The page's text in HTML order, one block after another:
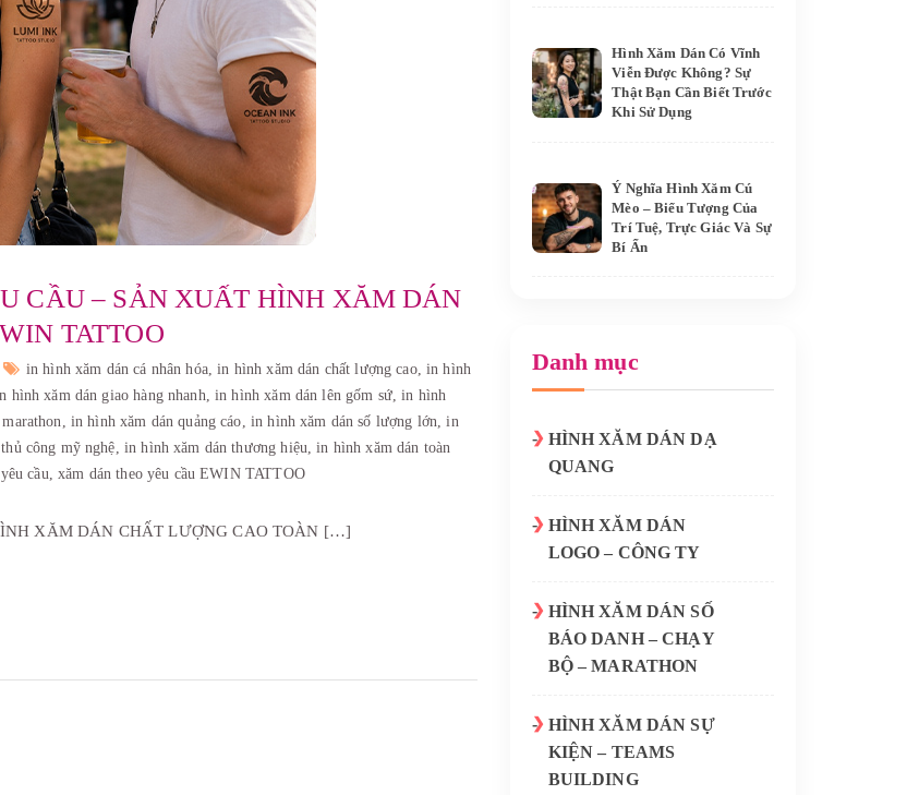
CẦU – SẢN XUẤT HÌNH XĂM DÁN
TATTOO
in hình xăm dán cá nhân hóa,in hình xăm dán chất lượng cao,in hình
hình xăm dán giao hàng nhanh,in hình xăm dán lên gốm sứ,in hình
in hình xăm dán quảng cáo, in hình xăm dán số lượng lớn,in
công mỹ nghệ, in hình xăm dán thương hiệu,in hình xăm dán toàn
cầu,xăm dán theo yêu cầu EWIN TATTOO
XĂM DÁN CHẤT LƯỢNG CAO TOÀN […]
Hình Xăm Dán Có Vĩnh
Viễn Được Không? Sự
Thật Bạn Cần Biết Trước
Khi Sử Dụng
Ý Nghĩa Hình Xăm Cú
Mèo – Biểu Tượng Của
Trí Tuệ, Trực Giác Và Sự
Bí Ẩn
Danh mục
HÌNH XĂM DÁN DẠ
QUANG
HÌNH XĂM DÁN
LOGO – CÔNG TY
HÌNH XĂM DÁN SỐ
BÁO DANH – CHẠY
BỘ – MARATHON
HÌNH XĂM DÁN SỰ
KIỆN – TEAMS
BUILDING